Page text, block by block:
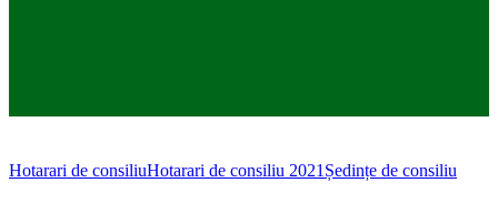
Hotarari de consiliuHotarari de consiliu 2021 Ședințe de consiliu